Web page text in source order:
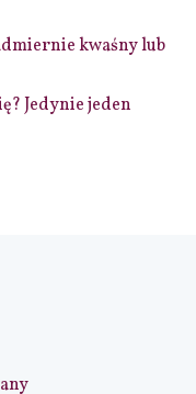
kwaśny lub
Jedynie jeden